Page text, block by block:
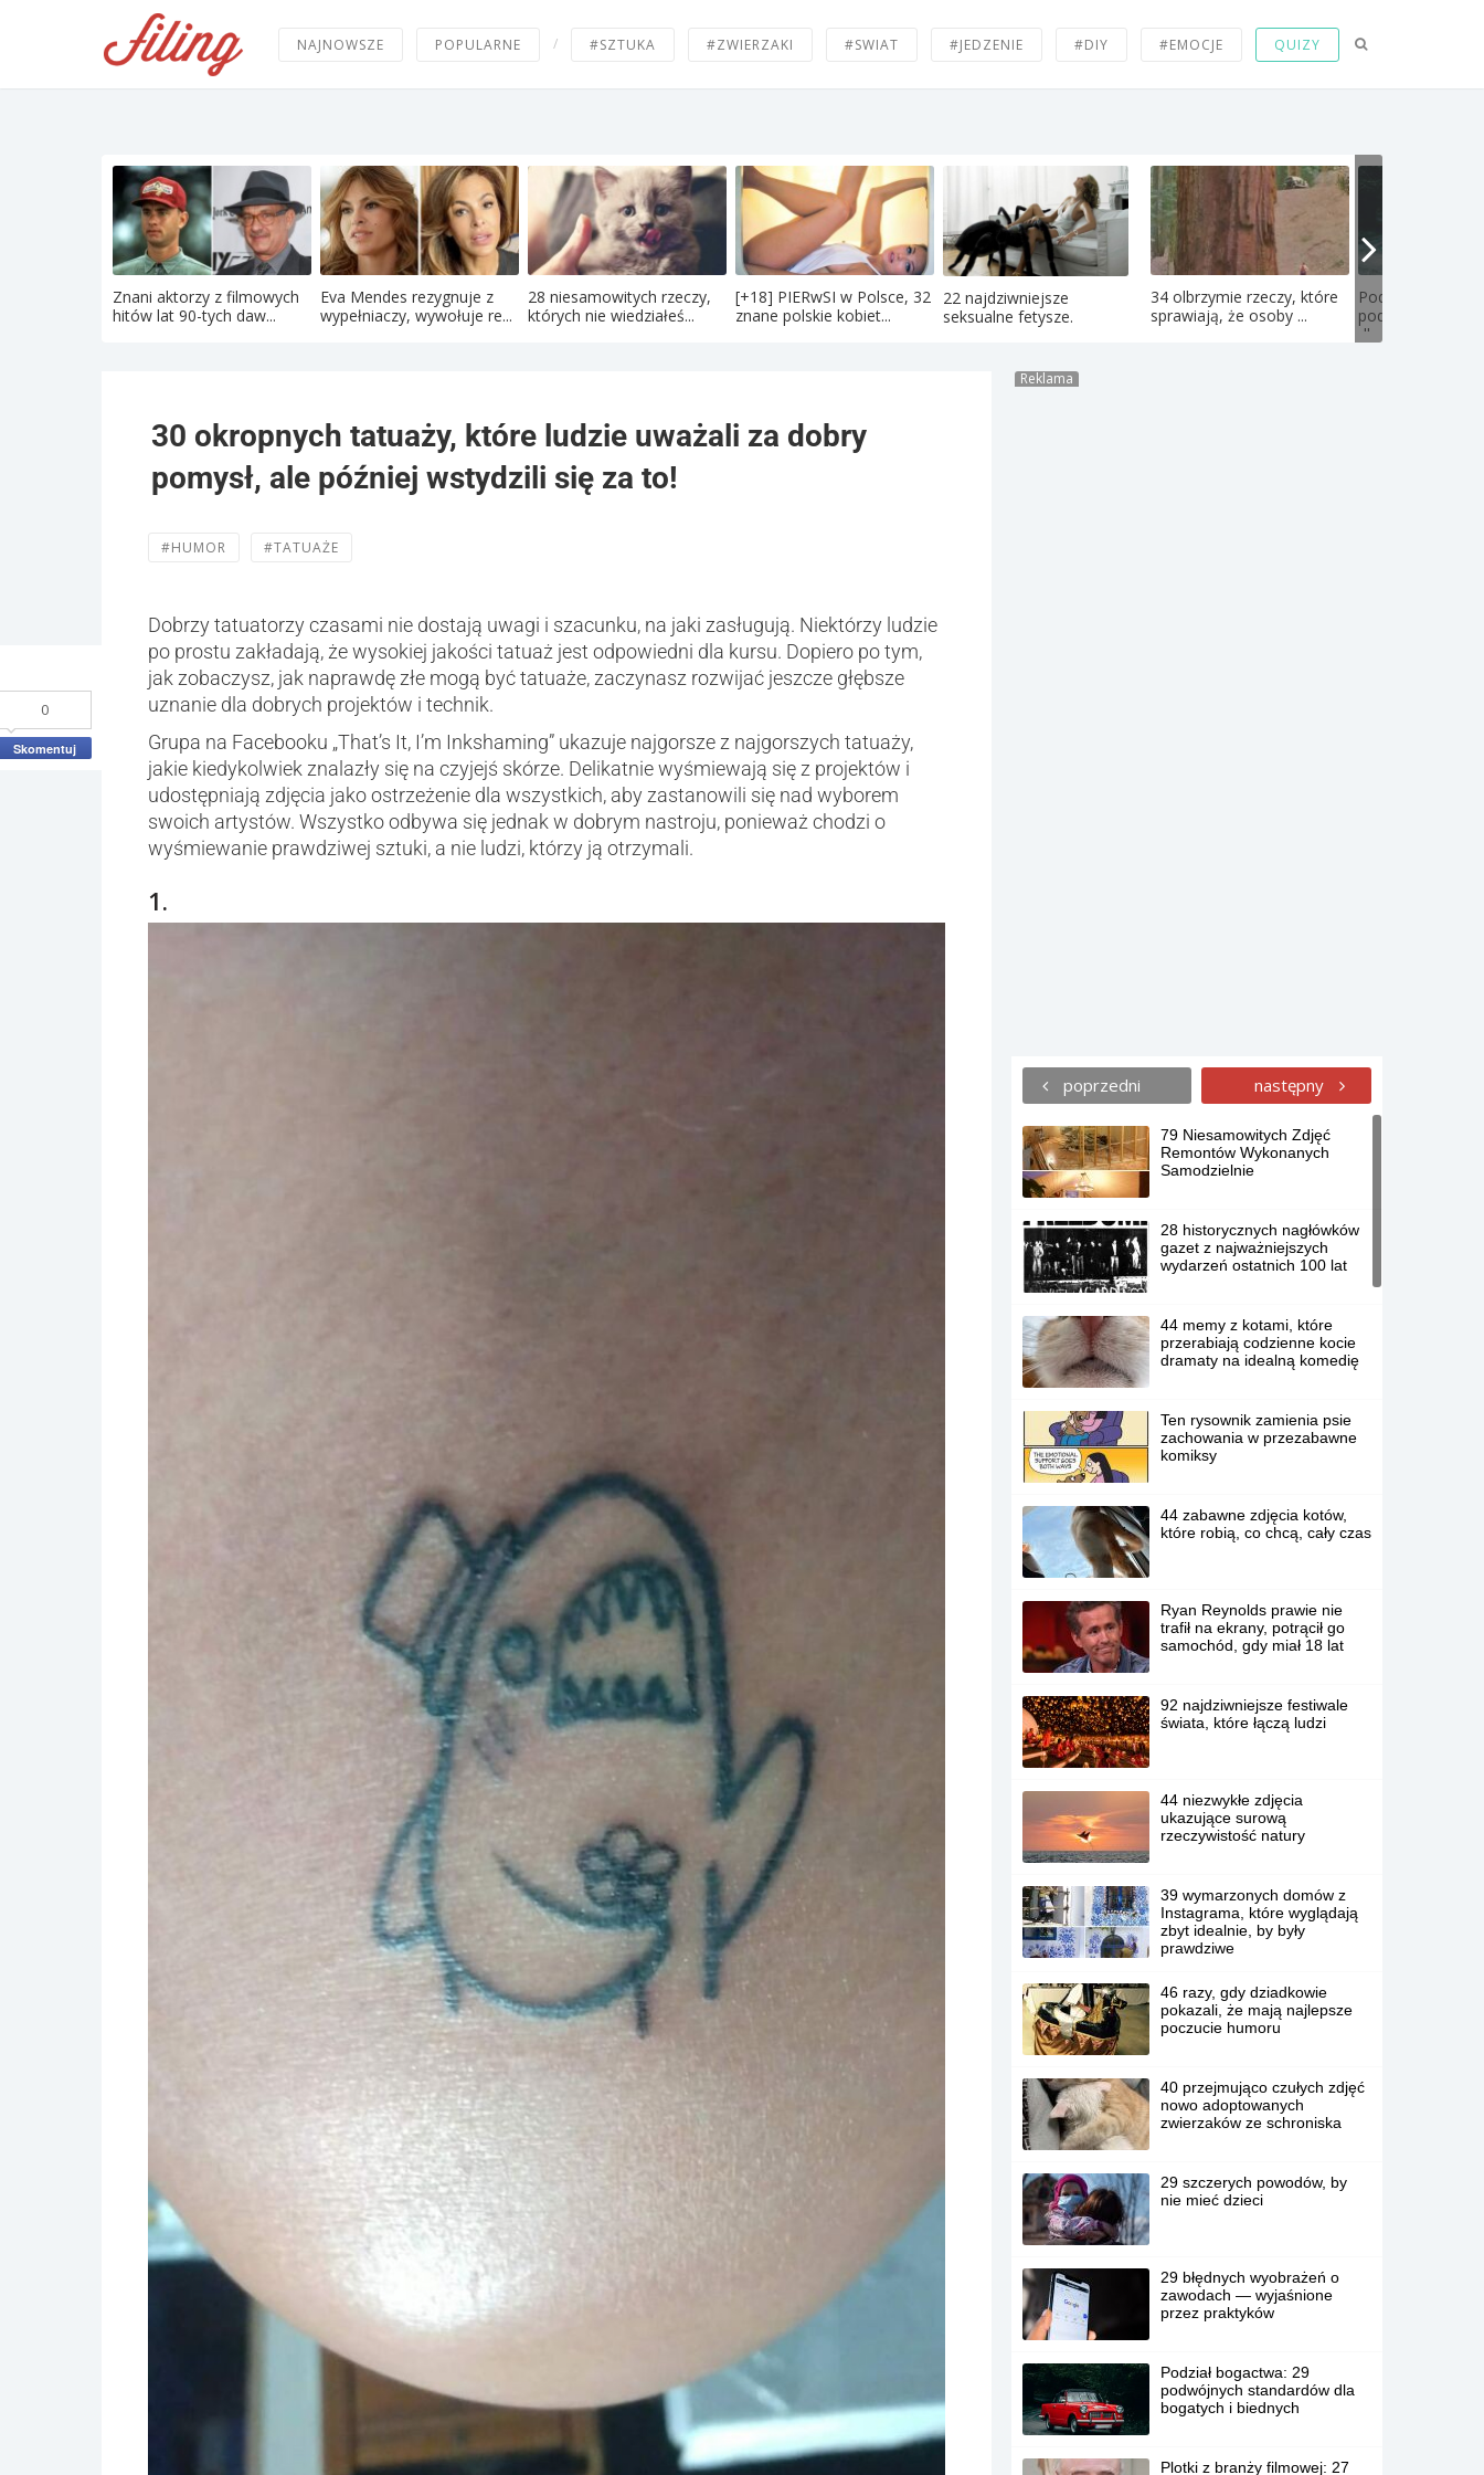
NAJNOWSZE POPULARNE / #SZTUKA #ZWIERZAKI #SWIAT #JEDZENIE #DIY #EMOCJE QUIZY
Znani aktorzy z filmowych
hitów lat 90-tych daw...
Eva Mendes rezygnuje z
wypełniaczy, wywołuje re...
28 niesamowitych rzeczy,
których nie wiedziałeś...
[+18] PIERwSI w Polsce, 32
znane polskie kobiet...
22 najdziwniejsze
seksualne fetysze.
34 olbrzymie rzeczy, które
sprawiają, że osoby ...
Podział
podwójnych
dla ...
30 okropnych tatuaży, które ludzie uważali za dobry
pomysł, ale później wstydzili się za to!
#HUMOR #TATUAŻE
0
Skomentuj
Dobrzy tatuatorzy czasami nie dostają uwagi i szacunku, na jaki zasługują. Niektórzy ludzie
po prostu zakładają, że wysokiej jakości tatuaż jest odpowiedni dla kursu. Dopiero po tym,
jak zobaczysz, jak naprawdę złe mogą być tatuaże, zaczynasz rozwijać jeszcze głębsze
uznanie dla dobrych projektów i technik.
Grupa na Facebooku „That’s It, I’m Inkshaming” ukazuje najgorsze z najgorszych tatuaży,
jakie kiedykolwiek znalazły się na czyjejś skórze. Delikatnie wyśmiewają się z projektów i
udostępniają zdjęcia jako ostrzeżenie dla wszystkich, aby zastanowili się nad wyborem
swoich artystów. Wszystko odbywa się jednak w dobrym nastroju, ponieważ chodzi o
wyśmiewanie prawdziwej sztuki, a nie ludzi, którzy ją otrzymali.
1.
Reklama
poprzedni następny
79 Niesamowitych Zdjęć
Remontów Wykonanych
Samodzielnie
28 historycznych nagłówków
gazet z najważniejszych
wydarzeń ostatnich 100 lat
44 memy z kotami, które
przerabiają codzienne kocie
dramaty na idealną komedię
Ten rysownik zamienia psie
zachowania w przezabawne
komiksy
44 zabawne zdjęcia kotów,
które robią, co chcą, cały czas
Ryan Reynolds prawie nie
trafił na ekrany, potrącił go
samochód, gdy miał 18 lat
92 najdziwniejsze festiwale
świata, które łączą ludzi
44 niezwykłe zdjęcia
ukazujące surową
rzeczywistość natury
39 wymarzonych domów z
Instagrama, które wyglądają
zbyt idealnie, by były
prawdziwe
46 razy, gdy dziadkowie
pokazali, że mają najlepsze
poczucie humoru
40 przejmująco czułych zdjęć
nowo adoptowanych
zwierzaków ze schroniska
29 szczerych powodów, by
nie mieć dzieci
29 błędnych wyobrażeń o
zawodach — wyjaśnione
przez praktyków
Podział bogactwa: 29
podwójnych standardów dla
bogatych i biednych
Plotki z branży filmowej: 27